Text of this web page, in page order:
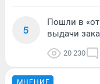
5
Пошли в
выдачи
20 230
МНЕНИЕ